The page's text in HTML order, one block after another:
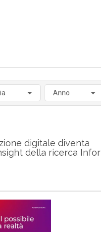
Anno
digitale diventa
della ricerca Infor